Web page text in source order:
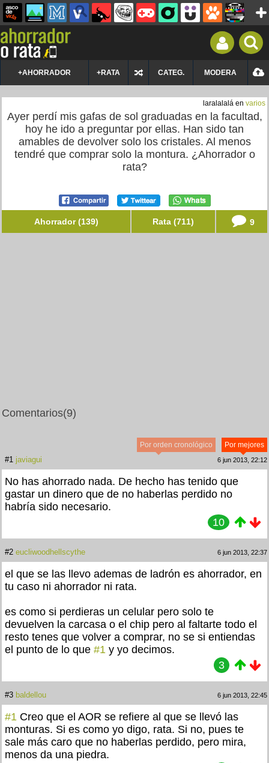
+AHORRADOR +RATA CATEG. MODERA
laralalalá en varios
Ayer perdí mis gafas de sol graduadas en la facultad,
hoy he ido a preguntar por ellas. Han sido tan
amables de devolver solo los cristales. Al menos
tendré que comprar solo la montura. ¿Ahorrador o
rata?
Ahorrador (139) Rata (711) 9
Comentarios(9)
Por mejores
Por orden cronológico
#1 javiagui 6 jun 2013, 22:12
No has ahorrado nada. De hecho has tenido que
gastar un dinero que de no haberlas perdido no
habría sido necesario.
10
#2 eucliwoodhellscythe 6 jun 2013, 22:37
el que se las llevo ademas de ladrón es ahorrador, en
tu caso ni ahorrador ni rata.
es como si perdieras un celular pero solo te
devuelven la carcasa o el chip pero al faltarte todo el
resto tenes que volver a comprar, no se si entiendas
el punto de lo que #1 y yo decimos.
3
#3 baldellou 6 jun 2013, 22:45
#1 Creo que el AOR se refiere al que se llevó las
monturas. Si es como yo digo, rata. Si no, pues te
sale más caro que no haberlas perdido, pero mira,
menos da una piedra.